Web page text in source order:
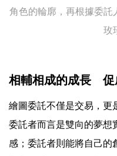
角色的輪廓，再根據委
玫
相輔相成的成長 促
繪圖委託不僅是交易，更
委託者而言是雙向的夢想
感；委託者則能將自己的